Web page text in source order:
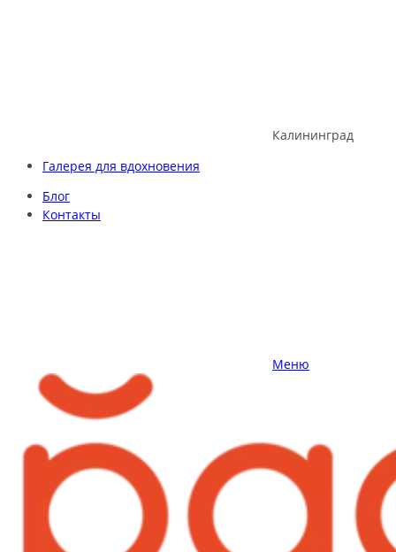
Калининград
Галерея для вдохновения
Блог
Контакты
Меню